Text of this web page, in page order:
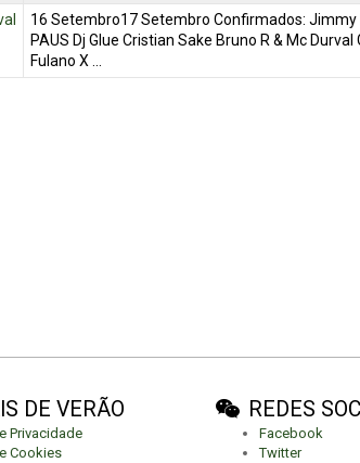
16 Setembro17 Setembro Confirmados: Jimmy
PAUS Dj Glue Cristian Sake Bruno R & Mc
Fulano X ...
DE VERÃO
Privacidade
Cookies
REDES
Facebook
Twitter